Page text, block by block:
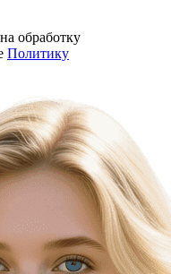
обработку
Политику